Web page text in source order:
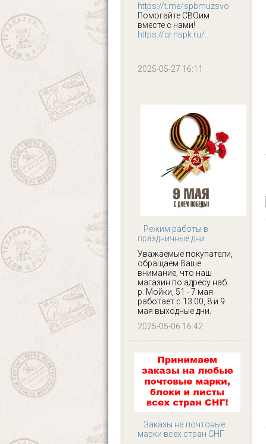
https://t.me/spbmuzsvo
Помогайте СВОим
вместе с нами!
https://qr.nspk.ru/...
2025-05-27 16:11
Режим работы в
праздничные дни
Уважаемые покупатели,
обращаем Ваше
внимание, что наш
магазин по адресу наб.
р. Мойки, 51 - 7 мая
работает с 13.00, 8 и 9
мая выходные дни.
2025-05-06 16:42
Заказы на почтовые
марки всех стран СНГ